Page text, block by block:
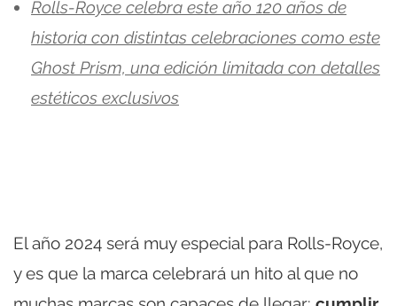
Rolls-Royce celebra este año 120 años de
historia con distintas celebraciones como este
Ghost Prism, una edición limitada con detalles
estéticos exclusivos
El año 2024 será muy especial para Rolls-Royce,
y es que la marca celebrará un hito al que no